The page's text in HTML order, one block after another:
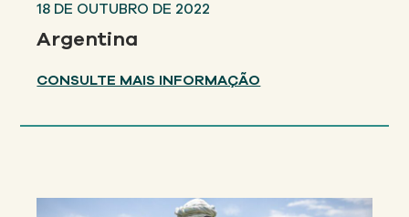
18 DE OUTUBRO DE 2022
Argentina
CONSULTE MAIS INFORMAÇÃO